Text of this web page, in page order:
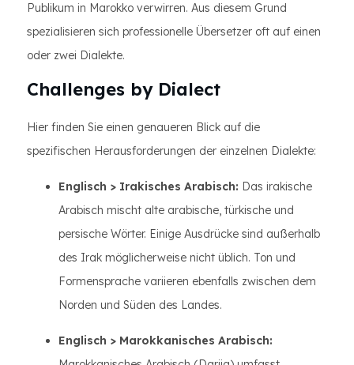
Publikum in Marokko verwirren. Aus diesem Grund
spezialisieren sich professionelle Übersetzer oft auf einen
oder zwei Dialekte.
Challenges by Dialect
Hier finden Sie einen genaueren Blick auf die
spezifischen Herausforderungen der einzelnen Dialekte:
Englisch > Irakisches Arabisch: Das irakische
Arabisch mischt alte arabische, türkische und
persische Wörter. Einige Ausdrücke sind außerhalb
des Irak möglicherweise nicht üblich. Ton und
Formensprache variieren ebenfalls zwischen dem
Norden und Süden des Landes.
Englisch > Marokkanisches Arabisch: